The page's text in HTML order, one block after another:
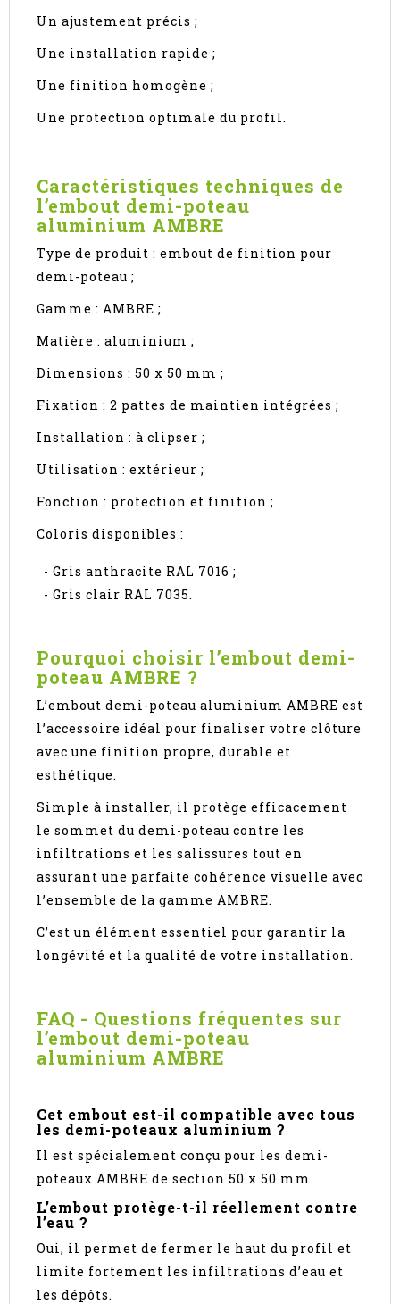
Un ajustement précis ;
Une installation rapide ;
Une finition homogène ;
Une protection optimale du profil.
Caractéristiques techniques de
l’embout demi-poteau
aluminium AMBRE
Type de produit : embout de finition pour
demi-poteau ;
Gamme : AMBRE ;
Matière : aluminium ;
Dimensions : 50 x 50 mm ;
Fixation : 2 pattes de maintien intégrées ;
Installation : à clipser ;
Utilisation : extérieur ;
Fonction : protection et finition ;
Coloris disponibles :
- Gris anthracite RAL 7016 ;
- Gris clair RAL 7035.
Pourquoi choisir l’embout demi-
poteau AMBRE ?
L’embout demi-poteau aluminium AMBRE est
l’accessoire idéal pour finaliser votre clôture
avec une finition propre, durable et
esthétique.
Simple à installer, il protège efficacement
le sommet du demi-poteau contre les
infiltrations et les salissures tout en
assurant une parfaite cohérence visuelle avec
l’ensemble de la gamme AMBRE.
C’est un élément essentiel pour garantir la
longévité et la qualité de votre installation.
FAQ - Questions fréquentes sur
l’embout demi-poteau
aluminium AMBRE
Cet embout est-il compatible avec tous
les demi-poteaux aluminium ?
Il est spécialement conçu pour les demi-
poteaux AMBRE de section 50 x 50 mm.
L’embout protège-t-il réellement contre
l’eau ?
Oui, il permet de fermer le haut du profil et
limite fortement les infiltrations d’eau et
les dépôts.